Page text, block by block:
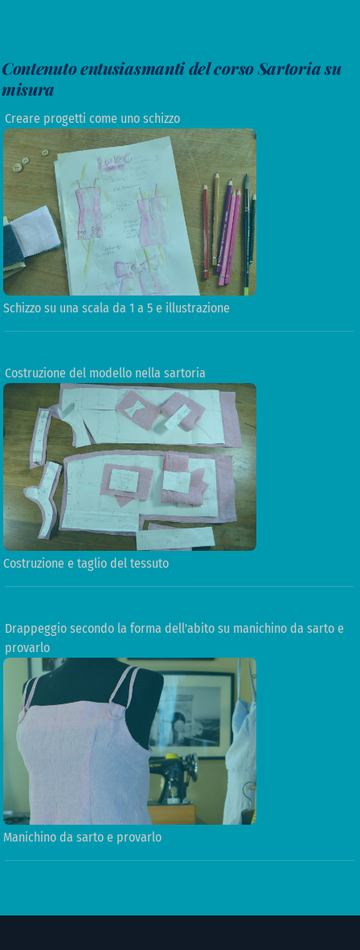
Contenuto entusiasmanti del corso Sartoria su
misura
Creare progetti come uno schizzo
Schizzo su una scala da 1 a 5 e illustrazione
Costruzione del modello nella sartoria
Costruzione e taglio del tessuto
Drappeggio secondo la forma dell'abito su manichino da sarto e
provarlo
Manichino da sarto e provarlo